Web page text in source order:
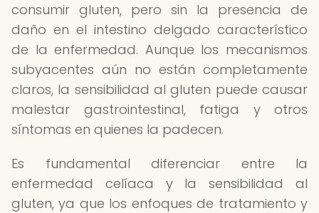
consumir gluten, pero sin la presencia de
daño en el intestino delgado característico
de la enfermedad. Aunque los mecanismos
subyacentes aún no están completamente
claros, la sensibilidad al gluten puede causar
malestar gastrointestinal, fatiga y otros
síntomas en quienes la padecen.
Es fundamental diferenciar entre la
enfermedad celíaca y la sensibilidad al
gluten, ya que los enfoques de tratamiento y